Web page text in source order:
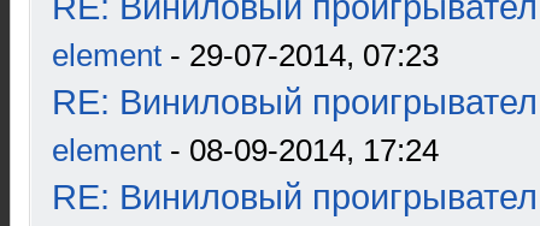
element - 29-07-2014, 07:23
RE: Виниловый
element - 08-09-2014, 17:24
RE: Виниловый